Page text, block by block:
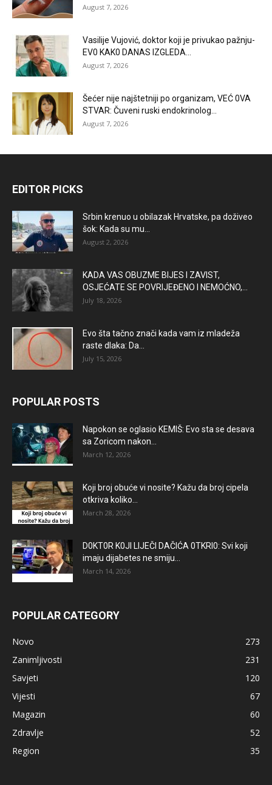
August 7, 2026
Vasilije Vujović, doktor koji je privukao pažnju-
EV0 KAK0 DANAS lZGLEDA…
August 7, 2026
Šećer nije najštetniji po organizam, VEĆ 0VA
STVAR: Čuveni ruski endokrinolog...
August 7, 2026
EDITOR PICKS
Srbin krenuo u obilazak Hrvatske, pa doživeo
šok: Kada su mu...
August 2, 2026
KADA VAS OBUZME BIJES I ZAVIST,
OSJEĆATE SE POVRIJEĐENO I NEMOĆNO,...
July 18, 2026
Evo šta tačno znači kada vam iz mladeža
raste dlaka: Da...
July 15, 2026
POPULAR POSTS
Napokon se oglasio KEMlŠ: Evo sta se desava
sa Zoricom nakon...
March 12, 2026
Koji broj obuće vi nosite? Kažu da broj cipela
otkriva koliko...
March 28, 2026
D0KT0R K0Jl LlJEČl DAČlĆA 0TKRl0: Svi koji
imaju dijabetes ne smiju...
March 14, 2026
POPULAR CATEGORY
Novo
273
Zanimljivosti
231
Savjeti
120
Vijesti
67
Magazin
60
Zdravlje
52
Region
35